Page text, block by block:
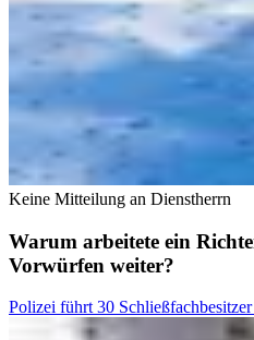
Keine Mitteilung an Dienstherrn
Warum arbeitete ein
Vorwürfen weiter?
Polizei führt 30